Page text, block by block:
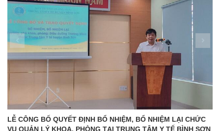
LỄ CÔNG BỐ QUYẾT ĐỊNH BỔ NHIỆM, BỔ NHIỆM LẠI CHỨC
VỤ QUẢN LÝ KHOA, PHÒNG TẠI TRUNG TÂM Y TẾ BÌNH SƠN